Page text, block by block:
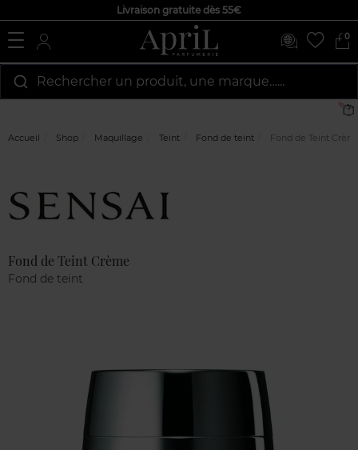
Livraison gratuite dès 55€
0
Rechercher un produit, une marque…...
Accueil Shop Maquillage Teint Fond de teint Fond de Teint
Fond de Teint Crème
Fond de teint